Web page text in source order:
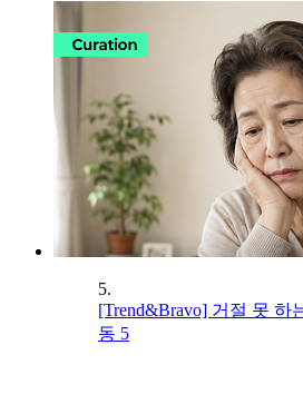
5.
[Trend&Bravo] 거절 못 하
동 5